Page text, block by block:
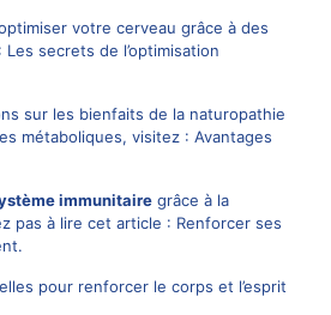
votre cerveau grâce à des
Les secrets de l’optimisation
sur les bienfaits de la naturopathie
métaboliques, visitez : Avantages
immunitairegrâce à la
pas à lire cet article : Renforcer ses
.
pour renforcer le corps et l’esprit